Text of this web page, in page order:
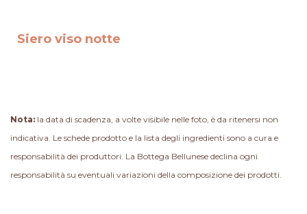
Siero viso notte
Nota: la data di scadenza, a volte visibile nelle foto, è da ritenersi non
indicativa. Le schede prodotto e la lista degli ingredienti sono a cura e
responsabilità dei produttori. La Bottega Bellunese declina ogni
responsabilità su eventuali variazioni della composizione dei prodotti.